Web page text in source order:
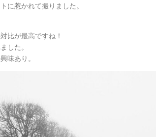
に惹かれて撮りました。
比が最高ですね！
した。
味あり。